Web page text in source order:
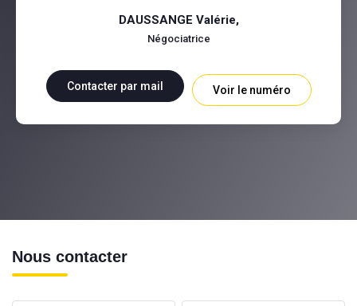
DAUSSANGE Valérie,
Négociatrice
Contacter par mail Voir le numéro
Nous contacter